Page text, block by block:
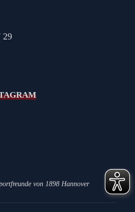
29
von 1898 Hannover